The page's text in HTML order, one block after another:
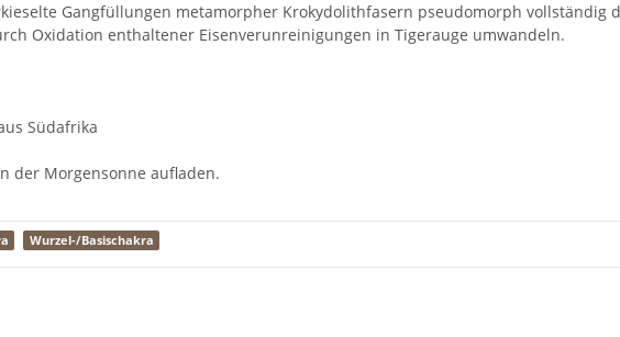
Gangfüllungen metamorpher Krokydolithfasern pseudomorph vollständig
Oxidation enthaltener Eisenverunreinigungen in Tigerauge umwandeln.
Südafrika
der Morgensonne aufladen.
Wurzel-/Basischakra